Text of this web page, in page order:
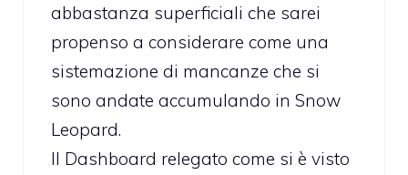
abbastanza superficiali che sarei
propenso a considerare come una
sistemazione di mancanze che si
sono andate accumulando in Snow
Leopard.
Il Dashboard relegato come si è visto